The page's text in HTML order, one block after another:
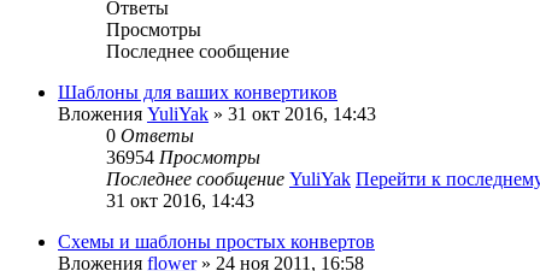
Ответы
Просмотры
Последнее сообщение
Шаблоны для ваших конвертиков
Вложения YuliYak » 31 окт 2016, 14:43
0 Ответы
36954 Просмотры
Последнее сообщение YuliYak Перейти к
31 окт 2016, 14:43
Схемы и шаблоны простых конвертов
Вложения flower» 24 ноя 2011, 16:58